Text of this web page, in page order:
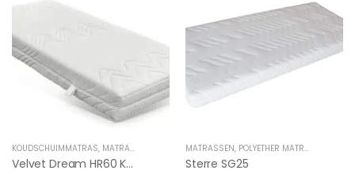
KOUDSCHUIMMATRAS, MATRASSEN
Velvet Dream HR60 Koudschuim Gesneden
MATRASSEN, POLYETHER MATRAS
Sterre SG25